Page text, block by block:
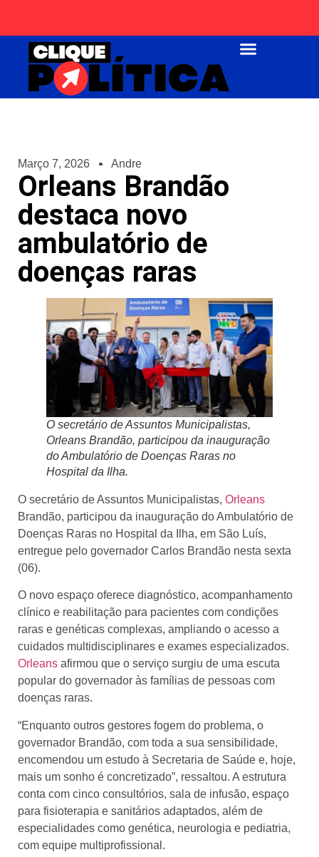
Março 7, 2026 Andre
Orleans Brandão
destaca novo
ambulatório de
doenças raras
O secretário de Assuntos Municipalistas,
Orleans Brandão, participou da inauguração
do Ambulatório de Doenças Raras no
Hospital da Ilha.
O secretário de Assuntos Municipalistas, Orleans
Brandão, participou da inauguração do Ambulatório de
Doenças Raras no Hospital da Ilha, em São Luís,
entregue pelo governador Carlos Brandão nesta sexta
(06).
O novo espaço oferece diagnóstico, acompanhamento
clínico e reabilitação para pacientes com condições
raras e genéticas complexas, ampliando o acesso a
cuidados multidisciplinares e exames especializados.
Orleans afirmou que o serviço surgiu de uma escuta
popular do governador às famílias de pessoas com
doenças raras.
“Enquanto outros gestores fogem do problema, o
governador Brandão, com toda a sua sensibilidade,
encomendou um estudo à Secretaria de Saúde e, hoje,
mais um sonho é concretizado”, ressaltou. A estrutura
conta com cinco consultórios, sala de infusão, espaço
para fisioterapia e sanitários adaptados, além de
especialidades como genética, neurologia e pediatria,
com equipe multiprofissional.